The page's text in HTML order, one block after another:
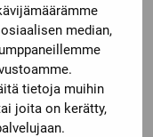
median,
tietoja muihin
joita on kerätty,
myös